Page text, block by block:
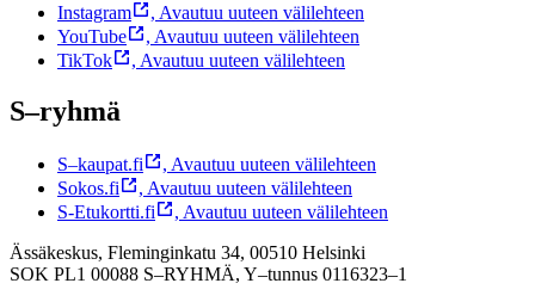
Instagram
, Avautuu uuteen välilehteen
YouTube
, Avautuu uuteen välilehteen
TikTok
, Avautuu uuteen välilehteen
S–ryhmä
S–kaupat.fi , Avautuu uuteen välilehteen
Sokos.fi
, Avautuu uuteen välilehteen
S-Etukortti.fi
, Avautuu uuteen välilehteen
Ässäkeskus, Fleminginkatu 34, 00510 Helsinki
SOK PL1 00088 S–RYHMÄ, Y–tunnus 0116323–1